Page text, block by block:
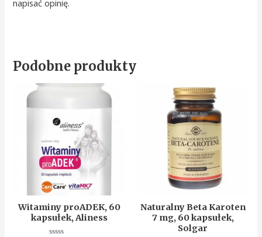
napisać opinię.
Podobne produkty
Witaminy proADEK, 60
kapsułek, Aliness
Naturalny Beta Karoten
7 mg, 60 kapsułek,
Solgar